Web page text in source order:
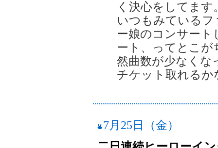
く決心をしてます
いつもみている
ー娘のコンサー
ート、ってとこ
然曲数が少なくな
チケット取れる
7月25日（金）